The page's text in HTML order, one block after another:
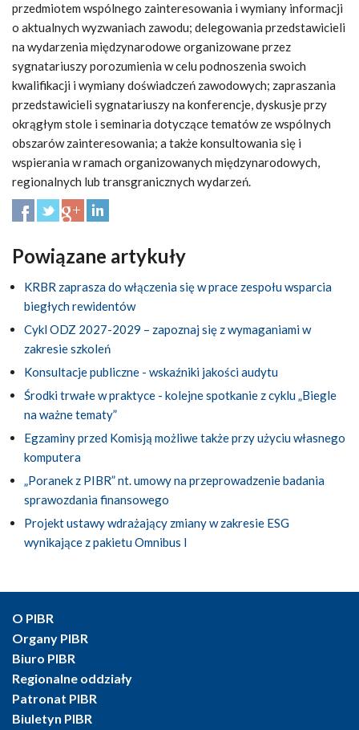
przedmiotem wspólnego zainteresowania i wymiany informacji
o aktualnych wyzwaniach zawodu; delegowania przedstawicieli
na wydarzenia międzynarodowe organizowane przez
sygnatariuszy porozumienia w celu podnoszenia swoich
kwalifikacji i wymiany doświadczeń zawodowych; zapraszania
przedstawicieli sygnatariuszy na konferencje, dyskusje przy
okrągłym stole i seminaria dotyczące tematów ze wspólnych
obszarów zainteresowania; a także konsultowania się i
wspierania w ramach organizowanych międzynarodowych,
regionalnych lub transgranicznych wydarzeń.
Powiązane artykuły
KRBR zaprasza do włączenia się w prace zespołu wsparcia
biegłych rewidentów
Cykl ODZ 2027-2029 – zapoznaj się z wymaganiami w
zakresie szkoleń
Konsultacje publiczne - wskaźniki jakości audytu
Środki trwałe w praktyce - kolejne spotkanie z cyklu „Biegle
na ważne tematy”
Egzaminy przed Komisją możliwe także przy użyciu własnego
komputera
„Poranek z PIBR” nt. umowy na przeprowadzenie badania
sprawozdania finansowego
Projekt ustawy wdrażający zmiany w zakresie ESG
wynikające z pakietu Omnibus I
O PIBR
Organy PIBR
Biuro PIBR
Regionalne oddziały
Patronat PIBR
Biuletyn PIBR